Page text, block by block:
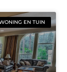
EN TUIN